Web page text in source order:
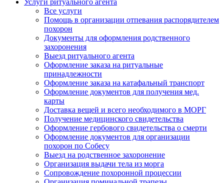
Услуги ритуального агента
Все услуги
Помощь в организации отпевания распорядителем
похорон
Документы для оформления родственного
захоронения
Выезд ритуального агента
Оформление заказа на ритуальные
принадлежности
Оформление заказа на катафальный транспорт
Оформление документов для получения мед.
карты
Доставка вещей и всего необходимого в МОРГ
Получение медицинского свидетельства
Оформление гербового свидетельства о смерти
Оформление документов для организации
похорон по Собесу
Выезд на родственное захоронение
Организация выдачи тела из морга
Сопровождение похоронной процессии